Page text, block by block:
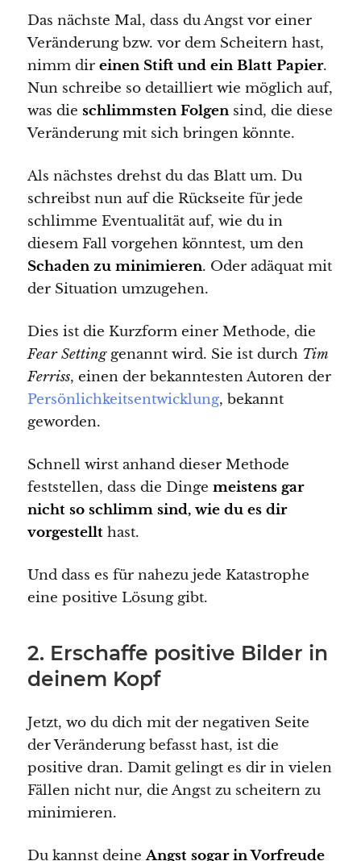
Das nächste Mal, dass du Angst vor einer
Veränderung bzw. vor dem Scheitern hast,
nimm dir einen Stift und ein Blatt Papier.
Nun schreibe so detailliert wie möglich auf,
was die schlimmsten Folgensind, die diese
Veränderung mit sich bringen könnte.
Als nächstes drehst du das Blatt um. Du
schreibst nun auf die Rückseite für jede
schlimme Eventualität auf, wie du in
diesem Fall vorgehen könntest, um den
Schaden zu minimieren. Oder adäquat mit
der Situation umzugehen.
Dies ist die Kurzform einer Methode, die
Fear Settinggenannt wird. Sie ist durch Tim
Ferriss, einen der bekanntesten Autoren der
Persönlichkeitsentwicklung, bekannt
geworden.
Schnell wirst anhand dieser Methode
feststellen, dass die Dinge meistens gar
nicht so schlimm sind, wie du es dir
vorgestellt hast.
Und dass es für nahezu jede Katastrophe
eine positive Lösung gibt.
2. Erschaffe positive Bilder in
deinem Kopf
Jetzt, wo du dich mit der negativen Seite
der Veränderung befasst hast, ist die
positive dran. Damit gelingt es dir in vielen
Fällen nicht nur, die Angst zu scheitern zu
minimieren.
Du kannst deineAngst sogar in Vorfreude